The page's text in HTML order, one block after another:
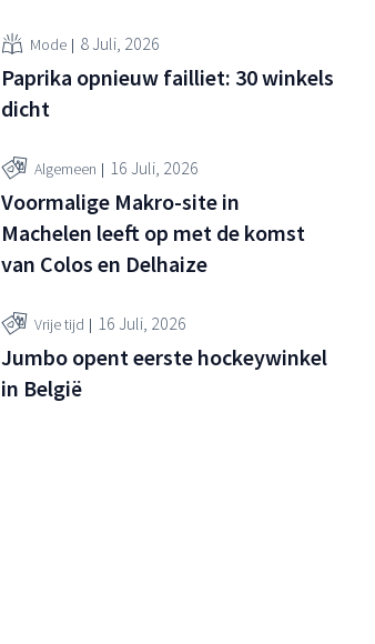
Mode 8 Juli, 2026
Paprika opnieuw failliet: 30 winkels
dicht
Algemeen 16 Juli, 2026
Voormalige Makro-site in
Machelen leeft op met de komst
van Colos en Delhaize
Vrije tijd 16 Juli, 2026
Jumbo opent eerste hockeywinkel
in België